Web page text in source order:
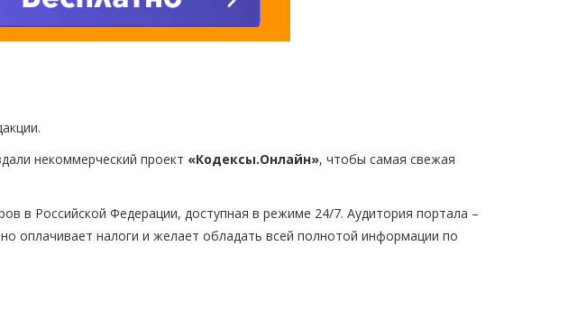
некоммерческий проект «Кодексы.Онлайн», чтобы самая свежая
в Российской Федерации, доступная в режиме 24/7. Аудитория портала –
оплачивает налоги и желает обладать всей полнотой информации по